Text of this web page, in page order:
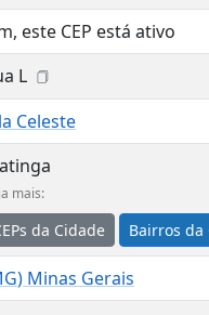
este CEP está ativo
L
Celeste
mais:
da Cidade Bairros da
) Minas Gerais